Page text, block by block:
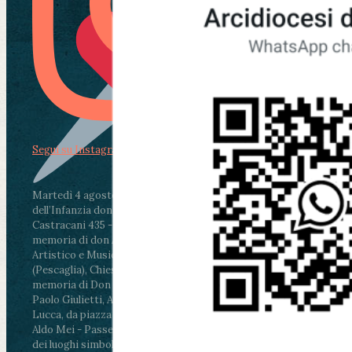
Martedì 4 agosto2026
ore 11:30 - Lucca, Scuola
dell’Infanzia don Aldo Mei - Viale Castruccio
Castracani 435 - Inaugurazione murales in
memoria di don Aldo Mei curato dal Liceo
Artistico e Musicale “Passaglia”
ore 18 - Fiano
(Pescaglia), Chiesa parrocchiale - Messa in
memoria di Don Aldo Mei celebrata da mons.
Paolo Giulietti, Arcivescovo di Lucca
ore 20.30 -
Lucca, da piazza San Michele al Cippo di don
Aldo Mei - Passeggiata della Memoria in alcuni
dei luoghi simbolo della città. Ritrovo alle ore
Segui su Instagram